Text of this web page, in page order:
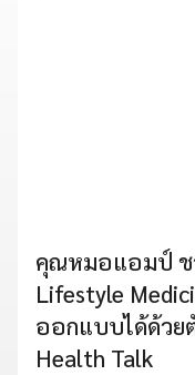
คุณหมอแอมป์ ช
Lifestyle
ออกแบบได้ด้วย
Health Talk